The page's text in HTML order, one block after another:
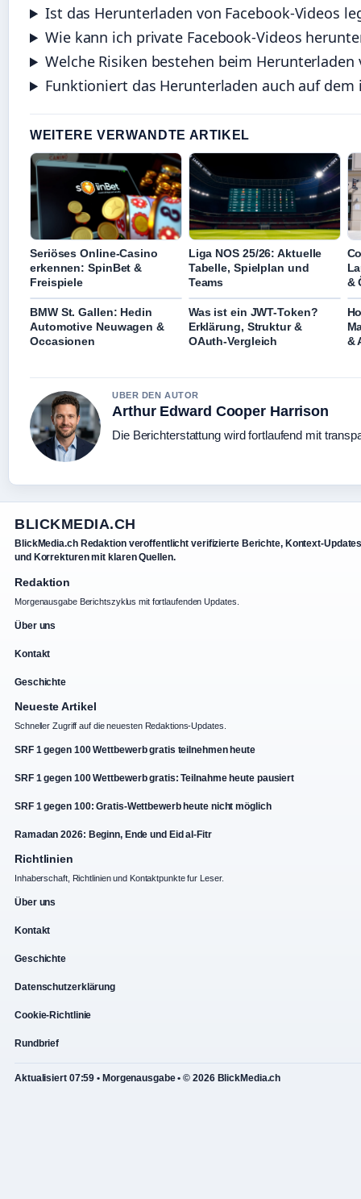
Ist das Herunterladen von Facebook-Videos
Wie kann ich private Facebook-Videos
Welche Risiken bestehen beim Herunterladen
Funktioniert das Herunterladen auch auf dem
WEITERE VERWANDTE ARTIKEL
Seriöses Online-Casino
erkennen: SpinBet &
Freispiele
Liga NOS 25/26: Aktuelle
Tabelle, Spielplan und
Teams
&
BMW St. Gallen: Hedin
Automotive Neuwagen &
Occasionen
Was ist ein JWT-Token?
Erklärung, Struktur &
OAuth-Vergleich
&
UBER DEN AUTOR
Arthur Edward Cooper Harrison
Die Berichterstattung wird fortlaufend mit
BLICKMEDIA.CH
BlickMedia.ch Redaktion veroffentlicht verifizierte Berichte, Kontext-
und Korrekturen mit klaren Quellen.
Redaktion
Morgenausgabe Berichtszyklus mit fortlaufenden Updates.
Über uns
Kontakt
Geschichte
Neueste Artikel
Schneller Zugriff auf die neuesten Redaktions-Updates.
SRF 1 gegen 100 Wettbewerb gratis teilnehmen heute
SRF 1 gegen 100 Wettbewerb gratis: Teilnahme heute pausiert
SRF 1 gegen 100: Gratis-Wettbewerb heute nicht möglich
Ramadan 2026: Beginn, Ende und Eid al-Fitr
Richtlinien
Inhaberschaft, Richtlinien und Kontaktpunkte fur Leser.
Über uns
Kontakt
Geschichte
Datenschutzerklärung
Cookie-Richtlinie
Rundbrief
Aktualisiert 07:59 • Morgenausgabe • © 2026 BlickMedia.ch